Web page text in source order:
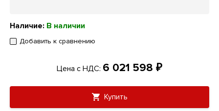
Наличие: В наличии
Добавить к сравнению
Цена с НДС: 6 021 598 ₽
Купить